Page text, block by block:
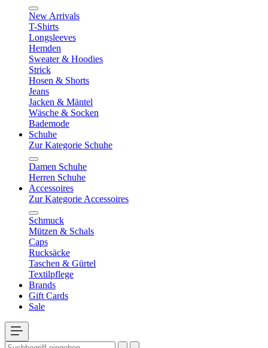
New Arrivals
T-Shirts
Longsleeves
Hemden
Sweater & Hoodies
Strick
Hosen & Shorts
Jeans
Jacken & Mäntel
Wäsche & Socken
Bademode
Schuhe
Zur Kategorie Schuhe
Damen Schuhe
Herren Schuhe
Accessoires
Zur Kategorie Accessoires
Schmuck
Mützen & Schals
Caps
Rucksäcke
Taschen & Gürtel
Textilpflege
Brands
Gift Cards
Sale